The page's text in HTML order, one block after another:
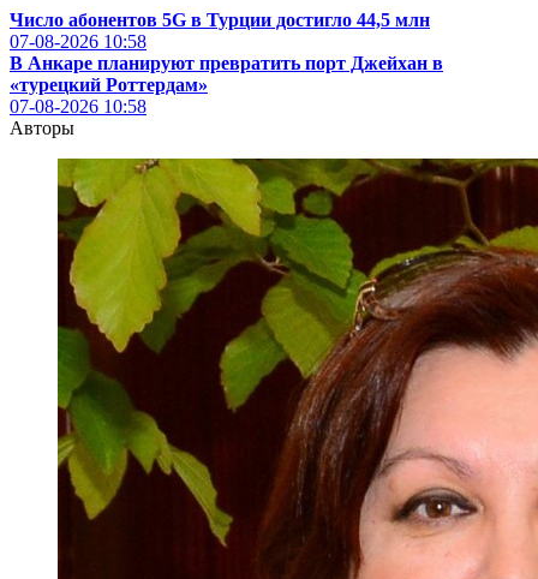
Число абонентов 5G в Турции достигло 44,5 млн
07-08-2026 10:58
В Анкаре планируют превратить порт Джейхан в
«турецкий Роттердам»
07-08-2026 10:58
Авторы